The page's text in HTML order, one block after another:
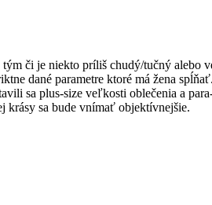
tým či je niekto príliš chudý/tučný alebo
dané parametre ktoré má žena
sa plus-size veľkosti oblečenia a
krásy sa bude vnímať objektívnejšie.